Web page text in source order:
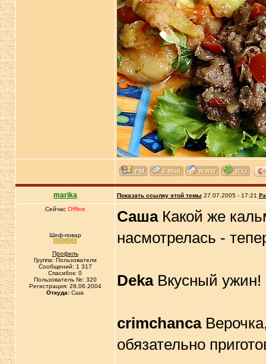
marika Показать ссылку этой темы 27.07.2005 - 17:21
Сейчас Offline
Шеф-повар
Профиль
Группа: Пользователи
Сообщений: 1 317
Спасибок: 0
Пользователь №: 320
Регистрация: 28.06.2004
Откуда: Сша
СашаКакой же
насмотрелась -
DekaВкусный ужин!
crimchanca
обязательно